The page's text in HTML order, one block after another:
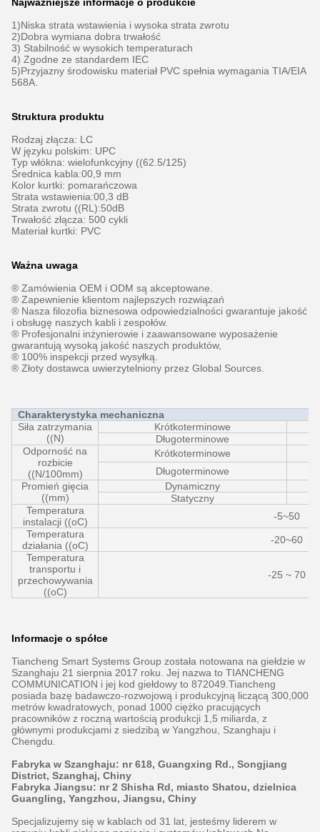
1)Niska strata wstawienia i wysoka strata zwrotu
2)Dobra wymiana dobra trwałość
3) Stabilność w wysokich temperaturach
4) Zgodne ze standardem IEC
5)Przyjazny środowisku materiał PVC spełnia wymagania TIA/EIA
568A.
Struktura produktu
Rodzaj złącza: LC
W języku polskim: UPC
Typ włókna: wielofunkcyjny ((62.5/125)
Średnica kabla:00,9 mm
Kolor kurtki: pomarańczowa
Strata wstawienia:00,3 dB
Strata zwrotu ((RL):50dB
Trwałość złącza: 500 cykli
Materiał kurtki: PVC
Ważna uwaga
® Zamówienia OEM i ODM są akceptowane.
® Zapewnienie klientom najlepszych rozwiązań
® Nasza filozofia biznesowa odpowiedzialności gwarantuje jakość
i obsługę naszych kabli i zespołów.
® Profesjonalni inżynierowie i zaawansowane wyposażenie
gwarantują wysoką jakość naszych produktów,
® 100% inspekcji przed wysyłką.
® Złoty dostawca uwierzytelniony przez Global Sources.
Charakterystyka mechaniczna
Siła zatrzymania
((N)
Krótkoterminowe
Długoterminowe
Odporność na
rozbicie
((N/100mm)
Krótkoterminowe
Długoterminowe
Promień gięcia
((mm)
Dynamiczny
Statyczny
Temperatura
instalacji ((oC)
-5~50
Temperatura
działania ((oC)
-20~60
Temperatura
transportu i
przechowywania
((oC)
-25 ~ 70
Informacje o spółce
Tiancheng Smart Systems Group została notowana na giełdzie w
Szanghaju 21 sierpnia 2017 roku. Jej nazwa to TIANCHENG
COMMUNICATION i jej kod giełdowy to 872049.Tiancheng
posiada bazę badawczo-rozwojową i produkcyjną liczącą 300,000
metrów kwadratowych, ponad 1000 ciężko pracujących
pracowników z roczną wartością produkcji 1,5 miliarda, z
głównymi produkcjami z siedzibą w Yangzhou, Szanghaju i
Chengdu.
Fabryka w Szanghaju: nr 618, Guangxing Rd., Songjiang
District, Szanghaj, Chiny
Fabryka Jiangsu: nr 2 Shisha Rd, miasto Shatou, dzielnica
Guangling, Yangzhou, Jiangsu, Chiny
Specjalizujemy się w kablach od 31 lat, jesteśmy liderem w